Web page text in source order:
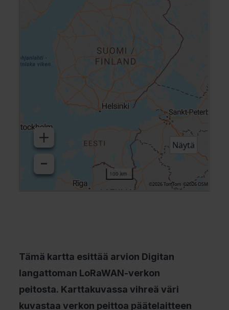
Tämä kartta esittää arvion Digitan
langattoman LoRaWAN-verkon
peitosta. Karttakuvassa vihreä väri
kuvastaa verkon peittoa päätelaitteen